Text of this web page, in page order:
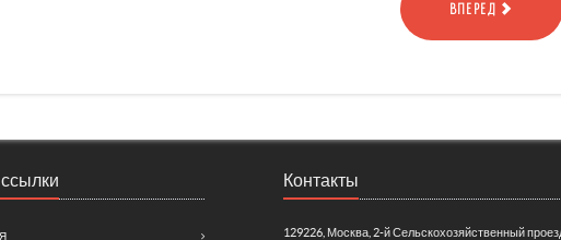
ВПЕРЕД
Контакты
129226, Москва, 2-й Сельскохозяйственный